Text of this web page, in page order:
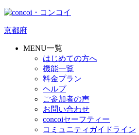
京都府
MENU一覧
はじめての方へ
機能一覧
料金プラン
ヘルプ
ご参加者の声
お問い合わせ
concoiセーフティー
コミュニティガイドライン